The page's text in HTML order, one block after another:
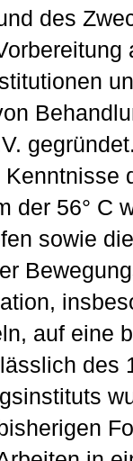
des
der 56° C
sowie
auf eine
des